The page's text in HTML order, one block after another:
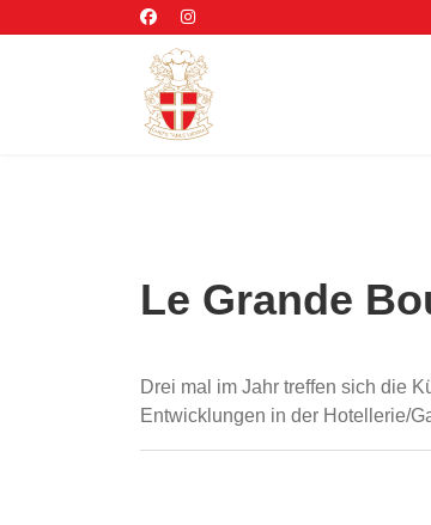
Le Grande
Drei mal im Jahr treffen sich die
Entwicklungen in der Hotellerie/